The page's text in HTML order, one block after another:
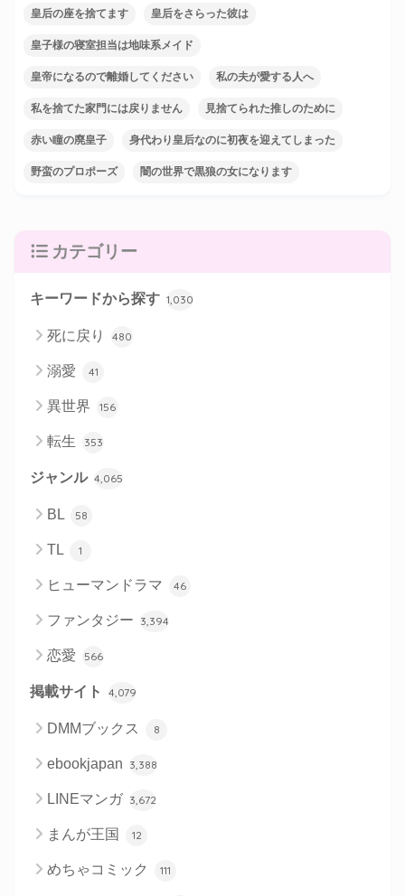
皇后の座を捨てます 皇后をさらった彼は
皇子様の寝室担当は地味系メイド
皇帝になるので離婚してください 私の夫が愛する人へ
私を捨てた家門には戻りません 見捨てられた推しのために
赤い瞳の廃皇子 身代わり皇后なのに初夜を迎えてしまった
野蛮のプロポーズ 闇の世界で黒狼の女になります
カテゴリー
キーワードから探す 1,030
死に戻り 480
溺愛 41
異世界 156
転生 353
ジャンル 4,065
BL 58
TL 1
ヒューマンドラマ 46
ファンタジー 3,394
恋愛 566
掲載サイト 4,079
DMMブックス 8
ebookjapan 3,388
LINEマンガ 3,672
まんが王国 12
めちゃコミック 111